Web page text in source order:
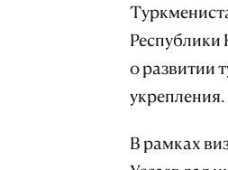
Республики
о развитии
укрепления.
В рамках